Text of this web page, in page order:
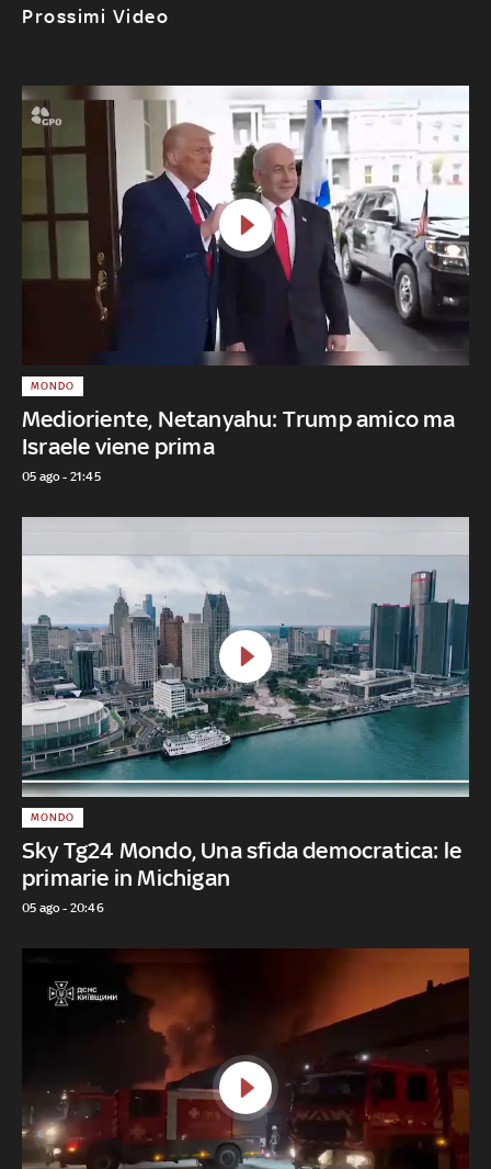
Prossimi Video
Medioriente, Netanyahu: Trump amico ma
Israele viene prima
MONDO
05 ago - 21:45
Sky Tg24 Mondo, Una sfida democratica: le
primarie in Michigan
MONDO
05 ago - 20:46